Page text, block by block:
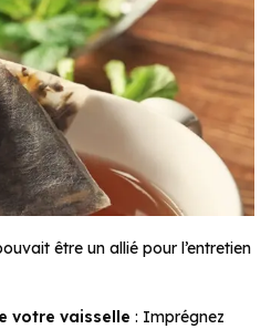
être un allié pour l’entretien
votre vaisselle : Imprégnez